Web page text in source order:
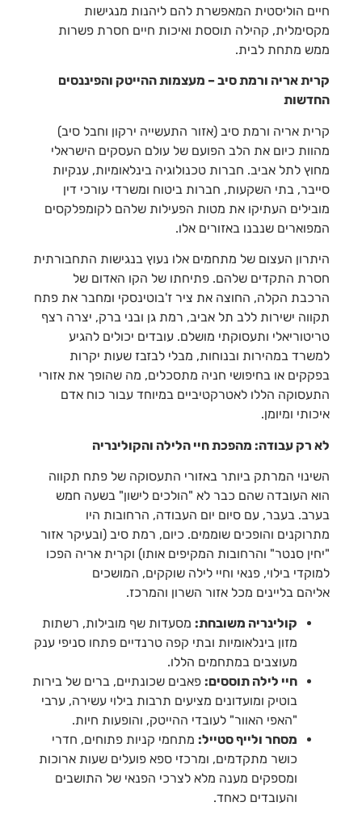
חיים הוליסטית המאפשרת להם ליהנות מנגישות
מקסימלית, קהילה תוססת ואיכות חיים חסרת פשרות
ממש מתחת לבית.
קרית אריה ורמת סיב – מעצמות ההייטק והפיננסים
החדשות
קרית אריה ורמת סיב (אזור התעשייה ירקון וחבל סיב)
מהוות כיום את הלב הפועם של עולם העסקים הישראלי
מחוץ לתל אביב. חברות טכנולוגיה בינלאומיות, ענקיות
סייבר, בתי השקעות, חברות ביטוח ומשרדי עורכי דין
מובילים העתיקו את מטות הפעילות שלהם לקומפלקסים
המפוארים שנבנו באזורים אלו.
היתרון העצום של מתחמים אלו נעוץ בנגישות התחבורתית
חסרת התקדים שלהם. פתיחתו של הקו האדום של
הרכבת הקלה, החוצה את ציר ז'בוטינסקי ומחבר את פתח
תקווה ישירות ללב תל אביב, רמת גן ובני ברק, יצרה רצף
טריטוריאלי ותעסוקתי מושלם. עובדים יכולים להגיע
למשרד במהירות ובנוחות, מבלי לבזבז שעות יקרות
בפקקים או בחיפושי חניה מתסכלים, מה שהופך את אזורי
התעסוקה הללו לאטרקטיביים במיוחד עבור כוח אדם
איכותי ומיומן.
לא רק עבודה: מהפכת חיי הלילה והקולינריה
השינוי המרתק ביותר באזורי התעסוקה של פתח תקווה
הוא העובדה שהם כבר לא "הולכים לישון" בשעה חמש
בערב. בעבר, עם סיום יום העבודה, הרחובות היו
מתרוקנים והופכים שוממים. כיום, רמת סיב (ובעיקר אזור
"יחין סנטר" והרחובות המקיפים אותו) וקרית אריה הפכו
למוקדי בילוי, פנאי וחיי לילה שוקקים, המושכים
אליהם בליינים מכל אזור השרון והמרכז.
קולינריה משובחת: מסעדות שף מובילות, רשתות
מזון בינלאומיות ובתי קפה טרנדיים פתחו סניפי ענק
מעוצבים במתחמים הללו.
חיי לילה תוססים: פאבים שכונתיים, ברים של בירות
בוטיק ומועדונים מציעים תרבות בילוי עשירה, ערבי
"האפי האוור" לעובדי ההייטק, והופעות חיות.
מסחר ולייף סטייל: מתחמי קניות פתוחים, חדרי
כושר מתקדמים, ומרכזי ספא פועלים שעות ארוכות
ומספקים מענה מלא לצרכי הפנאי של התושבים
והעובדים כאחד.